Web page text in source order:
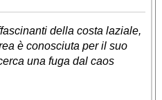
della costa laziale,
è conosciuta per il suo
una fuga dal caos